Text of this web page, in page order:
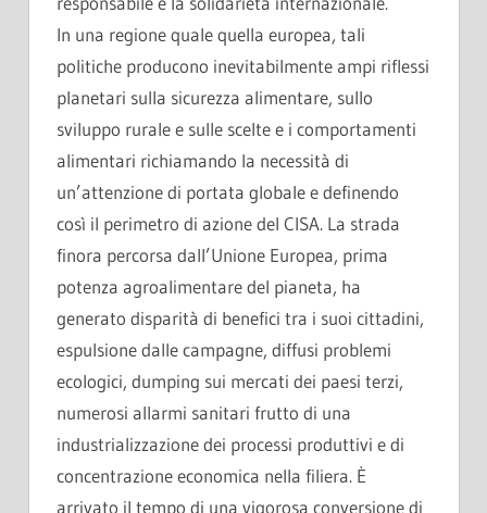
In una regione quale quella europea, tali
politiche producono inevitabilmente ampi riflessi
planetari sulla sicurezza alimentare, sullo
sviluppo rurale e sulle scelte e i comportamenti
alimentari richiamando la necessità di
un’attenzione di portata globale e definendo
così il perimetro di azione del CISA. La strada
finora percorsa dall’Unione Europea, prima
potenza agroalimentare del pianeta, ha
generato disparità di benefici tra i suoi cittadini,
espulsione dalle campagne, diffusi problemi
ecologici, dumping sui mercati dei paesi terzi,
numerosi allarmi sanitari frutto di una
industrializzazione dei processi produttivi e di
concentrazione economica nella filiera. È
arrivato il tempo di una vigorosa conversione di